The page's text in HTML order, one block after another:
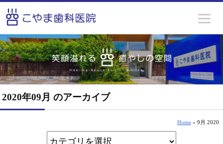
2020年09月 のアーカイブ
Home » 9月 2020